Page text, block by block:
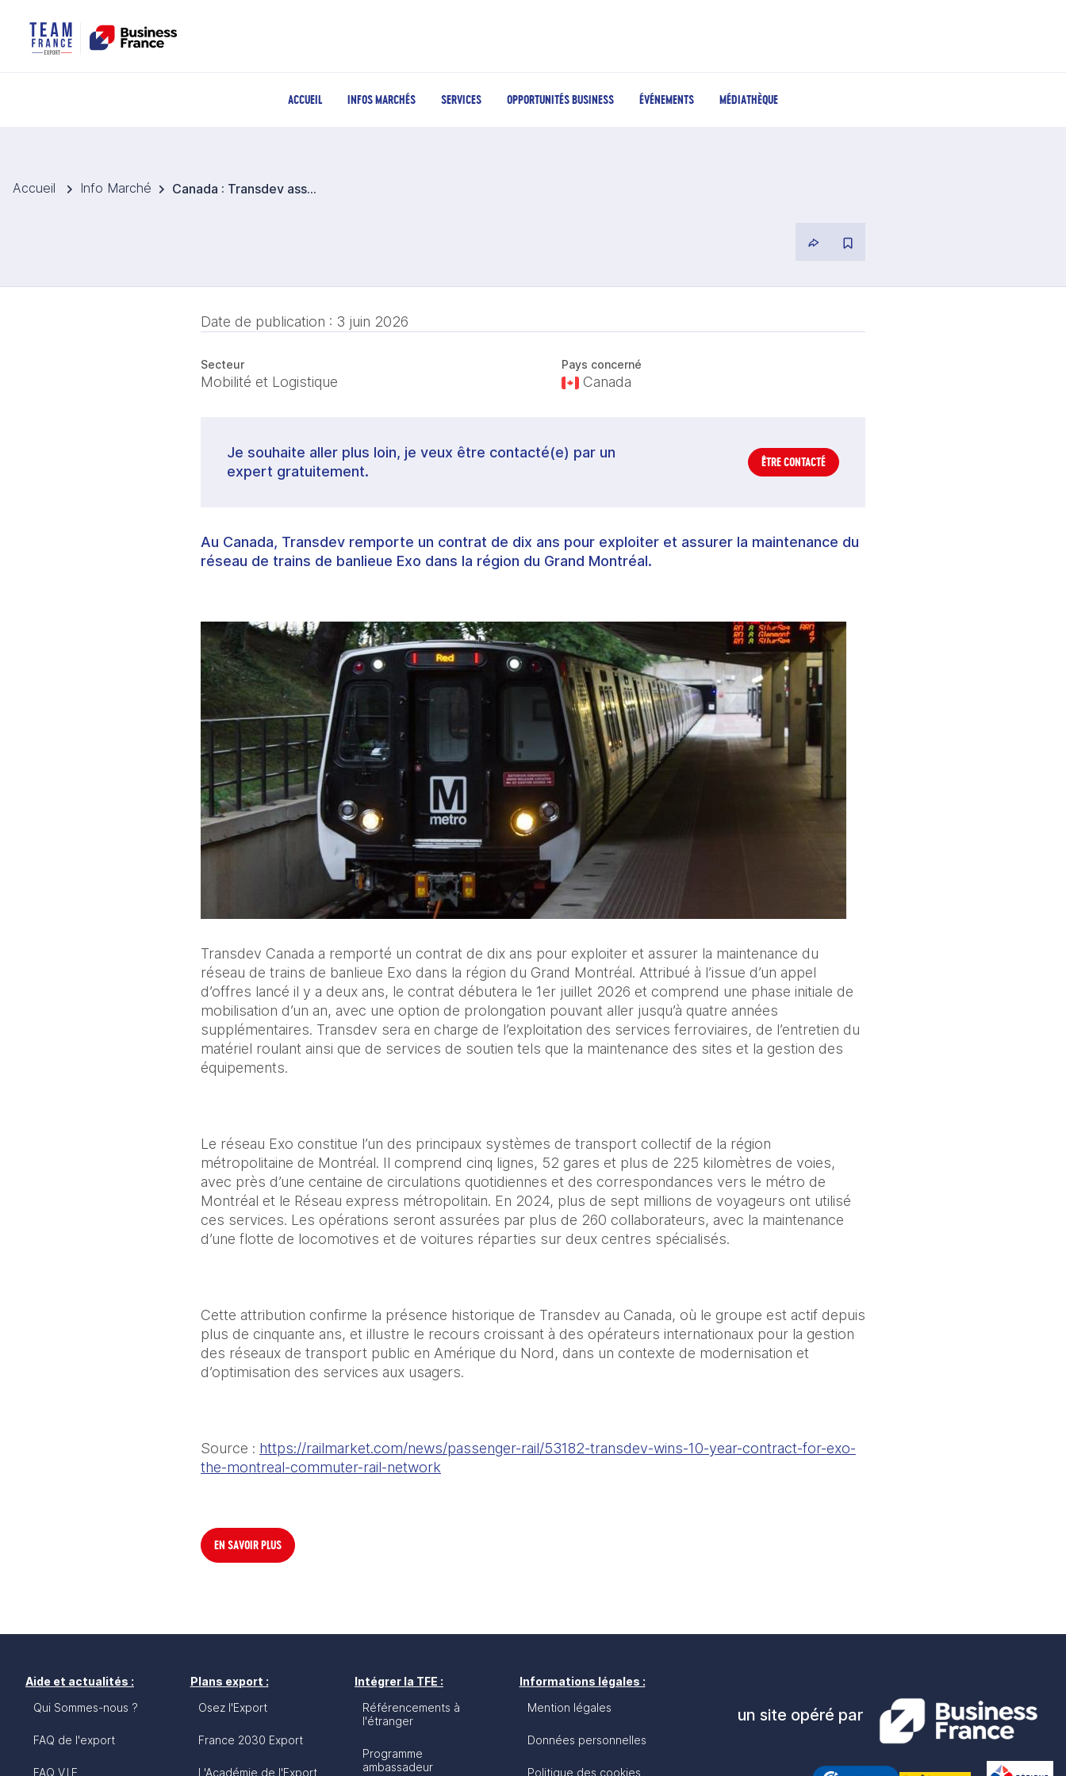
ACCUEIL INFOS MARCHÉS SERVICES OPPORTUNITÉS BUSINESS ÉVÉNEMENTS MÉDIATHÈQUE
Accueil Info Marché Canada : Transdev assurera l’exploitation du réseau ferroviaire Exo à Montréal pendant dix ans
Date de publication : 3 juin 2026
Secteur
Mobilité et Logistique
Pays concerné
Canada
Je souhaite aller plus loin, je veux être contacté(e) par un
expert gratuitement.
ÊTRE CONTACTÉ
Au Canada, Transdev remporte un contrat de dix ans pour exploiter et assurer la maintenance du
réseau de trains de banlieue Exo dans la région du Grand Montréal.
Transdev Canada a remporté un contrat de dix ans pour exploiter et assurer la maintenance du
réseau de trains de banlieue Exo dans la région du Grand Montréal. Attribué à l’issue d’un appel
d’offres lancé il y a deux ans, le contrat débutera le 1er juillet 2026 et comprend une phase initiale de
mobilisation d’un an, avec une option de prolongation pouvant aller jusqu’à quatre années
supplémentaires. Transdev sera en charge de l’exploitation des services ferroviaires, de l’entretien du
matériel roulant ainsi que de services de soutien tels que la maintenance des sites et la gestion des
équipements.
Le réseau Exo constitue l’un des principaux systèmes de transport collectif de la région
métropolitaine de Montréal. Il comprend cinq lignes, 52 gares et plus de 225 kilomètres de voies,
avec près d’une centaine de circulations quotidiennes et des correspondances vers le métro de
Montréal et le Réseau express métropolitain. En 2024, plus de sept millions de voyageurs ont utilisé
ces services. Les opérations seront assurées par plus de 260 collaborateurs, avec la maintenance
d’une flotte de locomotives et de voitures réparties sur deux centres spécialisés.
Cette attribution confirme la présence historique de Transdev au Canada, où le groupe est actif depuis
plus de cinquante ans, et illustre le recours croissant à des opérateurs internationaux pour la gestion
des réseaux de transport public en Amérique du Nord, dans un contexte de modernisation et
d’optimisation des services aux usagers.
Source : https://railmarket.com/news/passenger-rail/53182-transdev-wins-10-year-contract-for-exo-
the-montreal-commuter-rail-network
EN SAVOIR PLUS
Aide et actualités :
Qui Sommes-nous ?
FAQ de l'export
FAQ V.I.E
Plans export :
Osez l'Export
France 2030 Export
L'Académie de l'Export
Intégrer la TFE :
Référencements à
l'étranger
Programme
ambassadeur
Informations légales :
Mention légales
Données personnelles
Politique des cookies
un site opéré par